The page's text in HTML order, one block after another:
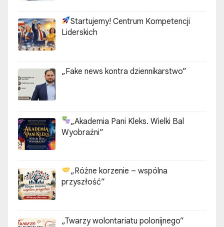
a
n
i
e
w
p
i
ó
w
Startujemy! Centrum Kompetencji
Liderskich
„Fake news kontra dziennikarstwo”
„Akademia Pani Kleks. Wielki Bal
Wyobraźni”
„Różne korzenie – wspólna
przyszłość”
„Twarzy wolontariatu polonijnego”